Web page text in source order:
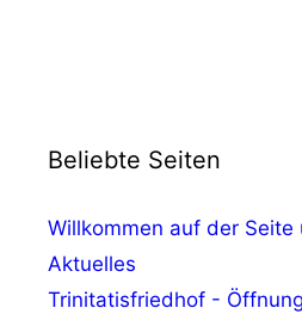
Beliebte Seiten
Willkommen auf der Seite
Aktuelles
Trinitatisfriedhof -